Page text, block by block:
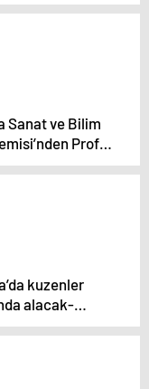
Sanat ve Bilim
Prof.
2030’a kadar
kuzenler
alacak-
kavgası: 1 ölü,